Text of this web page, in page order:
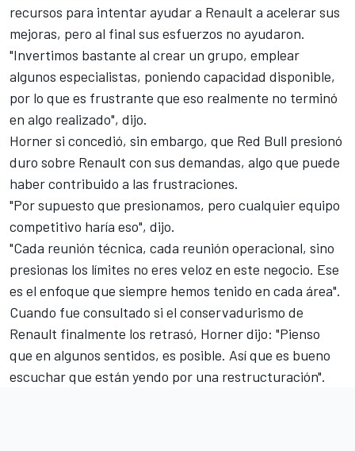
recursos para intentar ayudar a Renault a acelerar sus
mejoras, pero al final sus esfuerzos no ayudaron.
"Invertimos bastante al crear un grupo, emplear
algunos especialistas, poniendo capacidad disponible,
por lo que es frustrante que eso realmente no terminó
en algo realizado", dijo.
Horner si concedió, sin embargo, que Red Bull presionó
duro sobre Renault con sus demandas, algo que puede
haber contribuido a las frustraciones.
"Por supuesto que presionamos, pero cualquier equipo
competitivo haría eso", dijo.
"Cada reunión técnica, cada reunión operacional, sino
presionas los límites no eres veloz en este negocio. Ese
es el enfoque que siempre hemos tenido en cada área".
Cuando fue consultado si el conservadurismo de
Renault finalmente los retrasó, Horner dijo: "Pienso
que en algunos sentidos, es posible. Así que es bueno
escuchar que están yendo por una restructuración".